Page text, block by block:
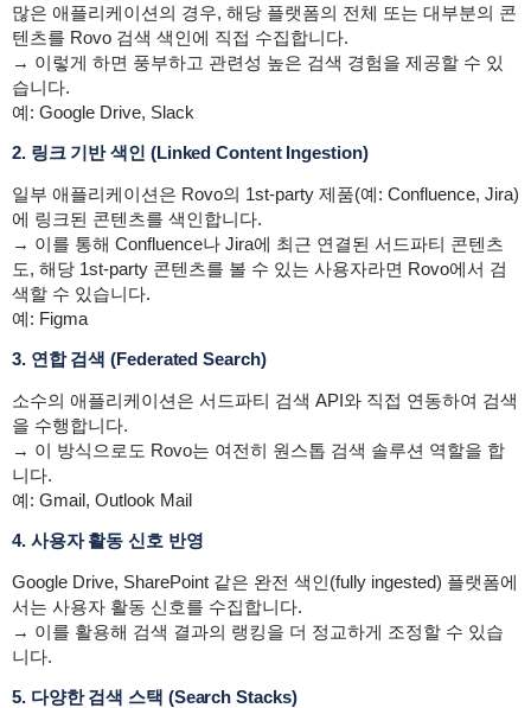
많은 애플리케이션의 경우, 해당 플랫폼의 전체 또는 대부분의 콘
텐츠를 Rovo 검색 색인에 직접 수집합니다.
→ 이렇게 하면 풍부하고 관련성 높은 검색 경험을 제공할 수 있
습니다.
예: Google Drive, Slack
2. 링크 기반 색인 (Linked Content Ingestion)
일부 애플리케이션은 Rovo의 1st-party 제품(예: Confluence, Jira)
에 링크된 콘텐츠를 색인합니다.
→ 이를 통해 Confluence나 Jira에 최근 연결된 서드파티 콘텐츠
도, 해당 1st-party 콘텐츠를 볼 수 있는 사용자라면 Rovo에서 검
색할 수 있습니다.
예: Figma
3. 연합 검색 (Federated Search)
소수의 애플리케이션은 서드파티 검색 API와 직접 연동하여 검색
을 수행합니다.
→ 이 방식으로도 Rovo는 여전히 원스톱 검색 솔루션 역할을 합
니다.
예: Gmail, Outlook Mail
4. 사용자 활동 신호 반영
Google Drive, SharePoint 같은 완전 색인(fully ingested) 플랫폼에
서는 사용자 활동 신호를 수집합니다.
→ 이를 활용해 검색 결과의 랭킹을 더 정교하게 조정할 수 있습
니다.
5. 다양한 검색 스택 (Search Stacks)